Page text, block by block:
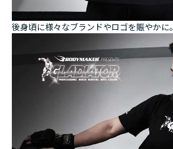
後身頃に様々なブランドやロゴを賑やかに。